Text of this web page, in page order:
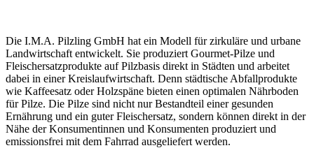
Die I.M.A. Pilzling GmbH hat ein Modell für zirkuläre und urbane
Landwirtschaft entwickelt. Sie produziert Gourmet-Pilze und
Fleischersatzprodukte auf Pilzbasis direkt in Städten und arbeitet
dabei in einer Kreislaufwirtschaft. Denn städtische Abfallprodukte
wie Kaffeesatz oder Holzspäne bieten einen optimalen Nährboden
für Pilze. Die Pilze sind nicht nur Bestandteil einer gesunden
Ernährung und ein guter Fleischersatz, sondern können direkt in der
Nähe der Konsumentinnen und Konsumenten produziert und
emissionsfrei mit dem Fahrrad ausgeliefert werden.